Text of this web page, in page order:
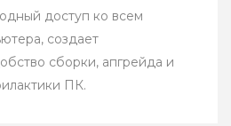
доступ ко всем
создает
сборки, апгрейда и
ПК.